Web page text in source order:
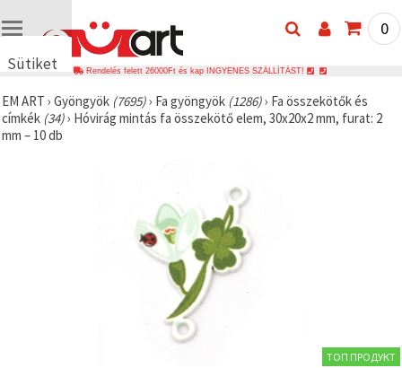
Sütiket
🍪 Cookie-
kat és
hasonló
0
Rendelés felett 26000Ft és kap INGYENES SZÁLLÍTÁST!
EM ART › Gyöngyök (7695)› Fa gyöngyök (1286)› Fa összekötők és
címkék (34)› Hóvirág mintás fa összekötő elem, 30x20x2 mm, furat: 2
mm – 10 db
ТОП ПРОДУКТ